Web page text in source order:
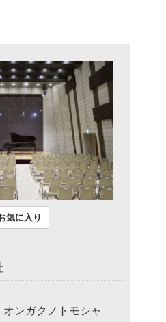
気に入り
ンガクノトモシャ